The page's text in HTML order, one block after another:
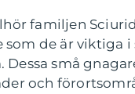
familjen
som de är viktiga i
Dessa små
och